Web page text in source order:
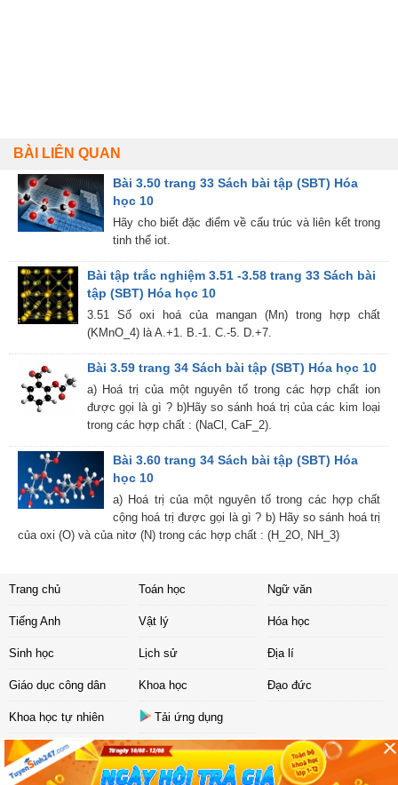
BÀI LIÊN QUAN
Bài 3.50 trang 33 Sách bài tập (SBT) Hóa
học 10
Hãy cho biết đặc điểm về cấu trúc và liên kết trong
tinh thể iot.
Bài tập trắc nghiệm 3.51 -3.58 trang 33 Sách bài
tập (SBT) Hóa học 10
3.51 Số oxi hoá của mangan (Mn) trong hợp chất
(KMnO_4) là A.+1. B.-1. C.-5. D.+7.
Bài 3.59 trang 34 Sách bài tập (SBT) Hóa học 10
a) Hoá trị của một nguyên tố trong các hợp chất ion
được gọi là gì ? b)Hãy so sánh hoá trị của các kim loại
trong các hợp chất : (NaCl, CaF_2).
Bài 3.60 trang 34 Sách bài tập (SBT) Hóa
học 10
a) Hoá trị của một nguyên tố trong các hợp chất
cộng hoá trị được gọi là gì ? b) Hãy so sánh hoá trị
của oxi (O) và của nitơ (N) trong các hợp chất : (H_2O, NH_3)
Trang chủ Toán học Ngữ văn
Tiếng Anh Vật lý Hóa học
Sinh học Lịch sử Địa lí
Giáo dục công dân Khoa học Đạo đức
Khoa học tự nhiên Tải ứng dụng
Liên hệ|Chính sách
Copyright ©2017 Sachbaitap.com